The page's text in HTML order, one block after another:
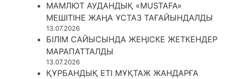
МАМЛЮТ АУДАНДЫҚ «MUSTAFA»
МЕШІТІНЕ ЖАҢА ҰСТАЗ ТАҒАЙЫНДАЛДЫ
13.07.2026
БІЛІМ САЙЫСЫНДА ЖЕҢІСКЕ ЖЕТКЕНДЕР
МАРАПАТТАЛДЫ
13.07.2026
ҚҰРБАНДЫҚ ЕТІ МҰҚТАЖ ЖАНДАРҒА